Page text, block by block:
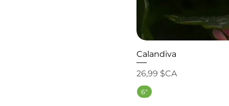
Calandiva
Prix
26,99 $CA
6"